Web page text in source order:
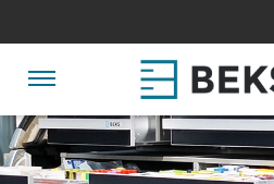
Spring
de
inhoud
Spring
HOME